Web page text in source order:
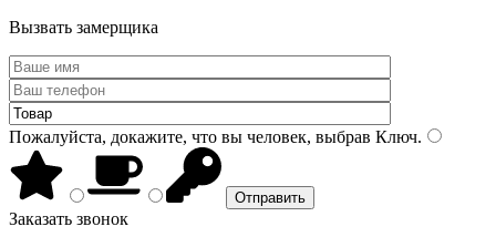
Вызвать замерщика
Пожалуйста, докажите, что вы человек, выбрав Ключ.
Заказать звонок